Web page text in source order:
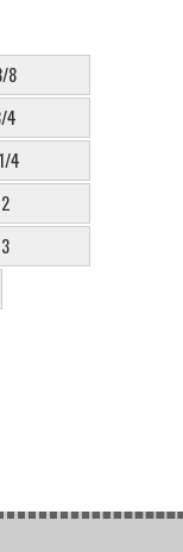
8
4
4
2
3